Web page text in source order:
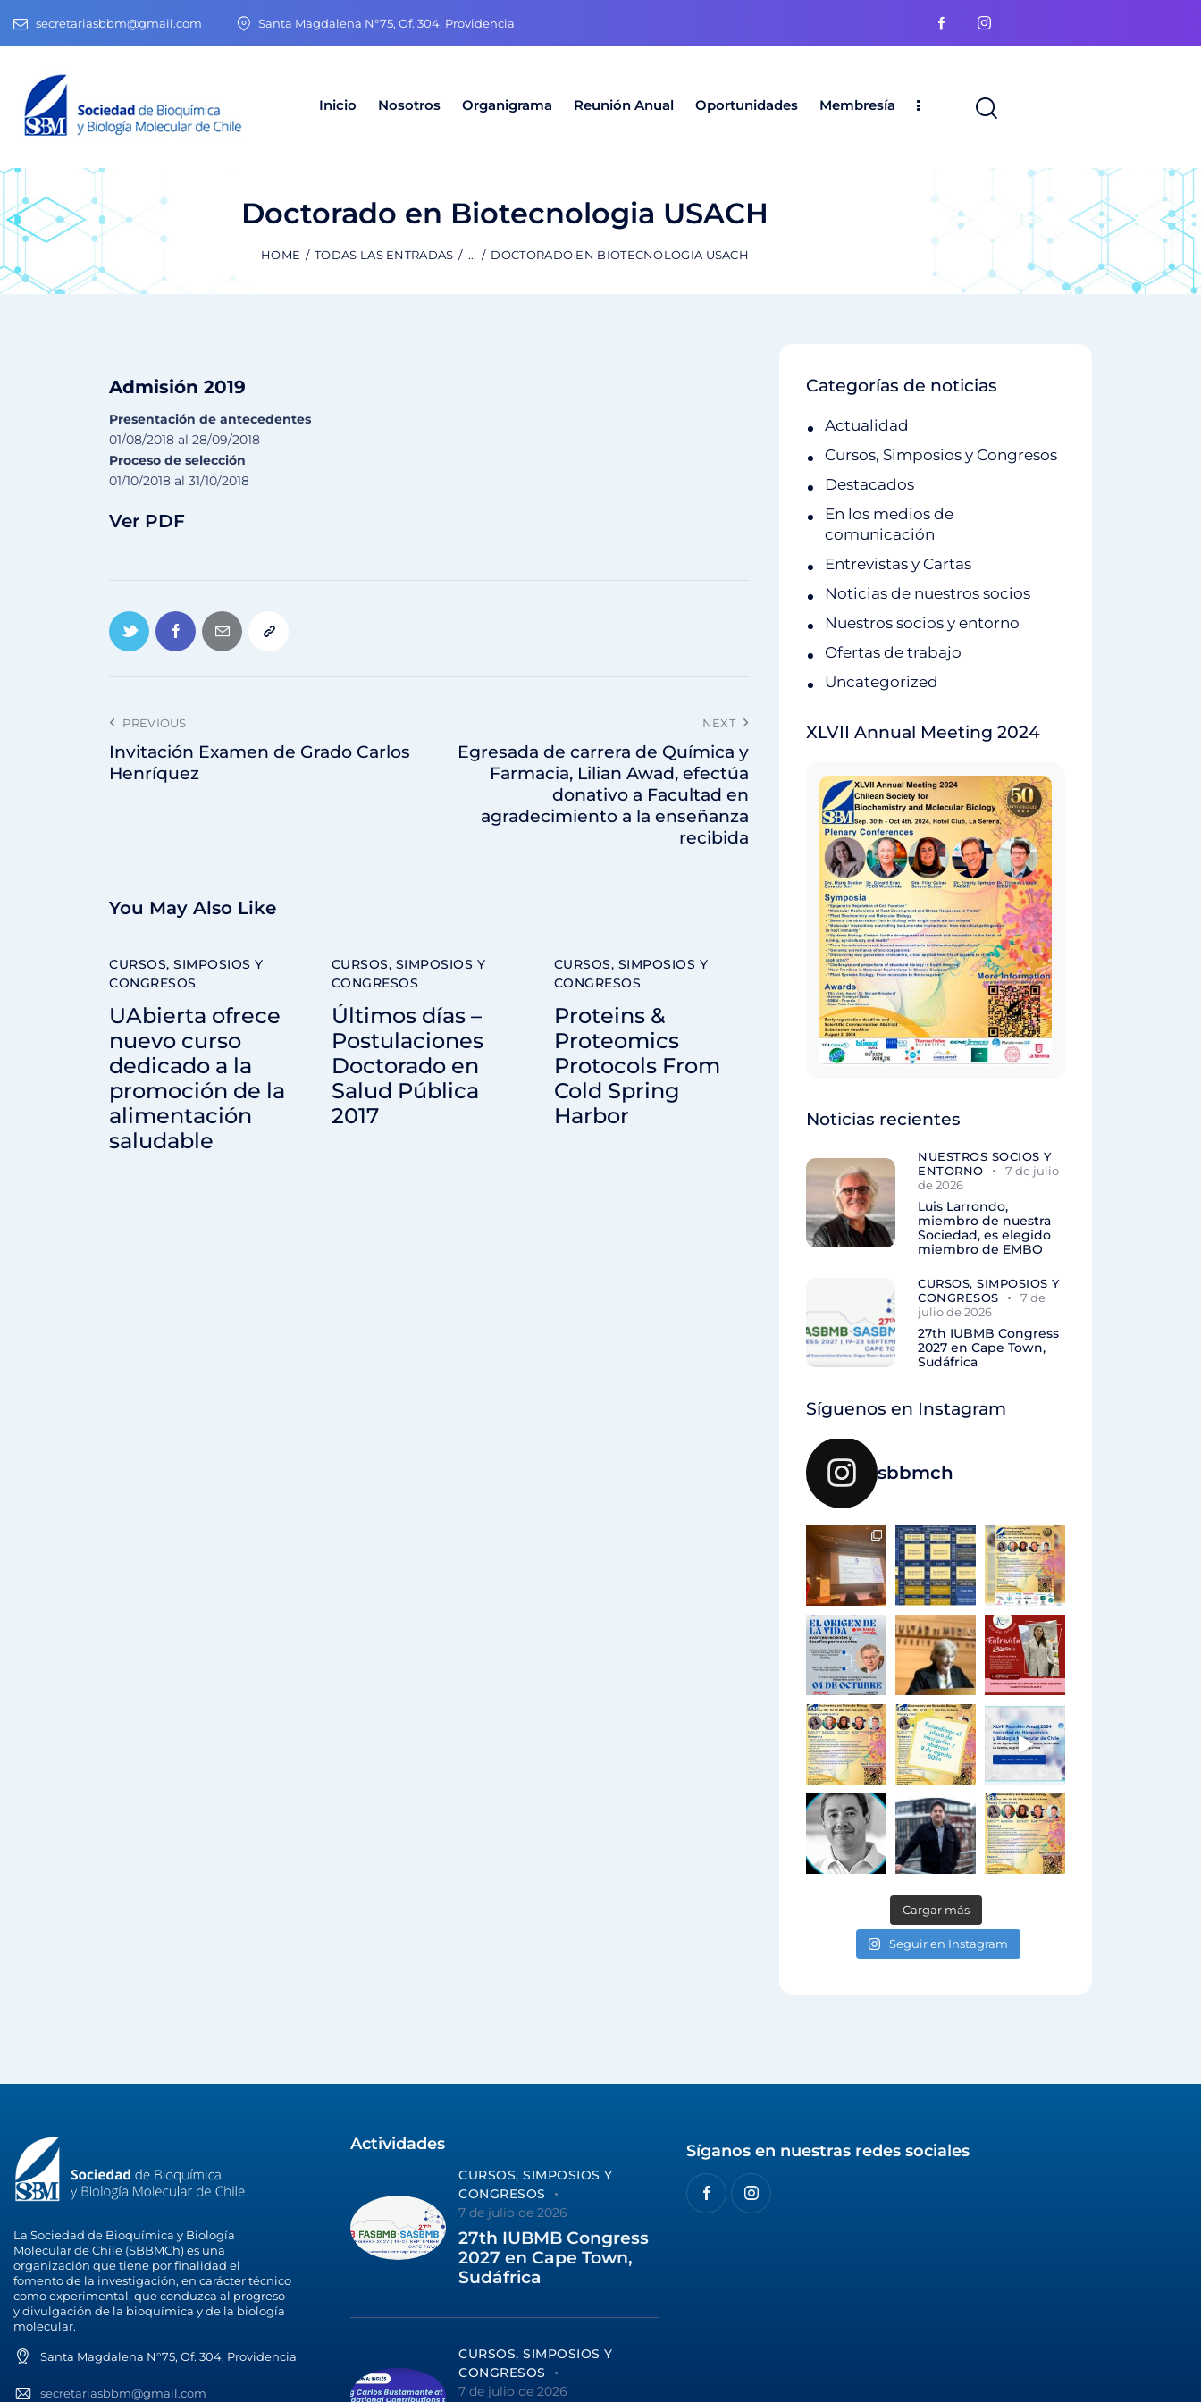
secretariasbbm@gmail.com Santa Magdalena N°75, Of. 304, Providencia
Inicio Nosotros Organigrama Reunión Anual Oportunidades Membresía
Doctorado en Biotecnologia USACH
HOME TODAS LAS ENTRADAS ... DOCTORADO EN BIOTECNOLOGIA USACH
Admisión 2019
Presentación de antecedentes
01/08/2018 al 28/09/2018
Proceso de selección
01/10/2018 al 31/10/2018
Ver PDF
PREVIOUS
Invitación Examen de Grado Carlos
Henríquez
NEXT
Egresada de carrera de Química y
Farmacia, Lilian Awad, efectúa
donativo a Facultad en
agradecimiento a la enseñanza
recibida
You May Also Like
CURSOS, SIMPOSIOS Y
CONGRESOS
UAbierta ofrece
nuevo curso
dedicado a la
promoción de la
alimentación
saludable
CURSOS, SIMPOSIOS Y
CONGRESOS
Últimos días –
Postulaciones
Doctorado en
Salud Pública
2017
CURSOS, SIMPOSIOS Y
CONGRESOS
Proteins &
Proteomics
Protocols From
Cold Spring
Harbor
Categorías de noticias
Actualidad
Cursos, Simposios y Congresos
Destacados
En los medios de
comunicación
Entrevistas y Cartas
Noticias de nuestros socios
Nuestros socios y entorno
Ofertas de trabajo
Uncategorized
XLVII Annual Meeting 2024
Noticias recientes
NUESTROS SOCIOS Y
ENTORNO
7 de julio
de 2026
Luis Larrondo,
miembro de nuestra
Sociedad, es elegido
miembro de EMBO
CURSOS, SIMPOSIOS Y
CONGRESOS
7 de
julio de 2026
27th IUBMB Congress
2027 en Cape Town,
Sudáfrica
Síguenos en Instagram
sbbmch
Cargar más
Seguir en Instagram
La Sociedad de Bioquímica y Biología
Molecular de Chile (SBBMCh) es una
organización que tiene por finalidad el
fomento de la investigación, en carácter técnico
como experimental, que conduzca al progreso
y divulgación de la bioquímica y de la biología
molecular.
Santa Magdalena N°75, Of. 304, Providencia
secretariasbbm@gmail.com
Actividades
CURSOS, SIMPOSIOS Y
CONGRESOS
7 de julio de 2026
27th IUBMB Congress
2027 en Cape Town,
Sudáfrica
CURSOS, SIMPOSIOS Y
CONGRESOS
7 de julio de 2026
Síganos en nuestras redes sociales